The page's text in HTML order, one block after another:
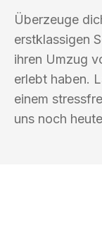
Überzeuge
erstklassigen
ihren Umzug
erlebt haben.
einem
uns noch